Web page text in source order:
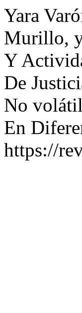
Yara
Murillo,
Y
De
No
En
https://